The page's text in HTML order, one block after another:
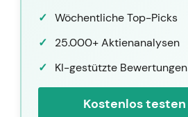
Wöchentliche Top-Picks
25.000+ Aktienanalysen
KI-gestützte Bewertungen
Kostenlos testen